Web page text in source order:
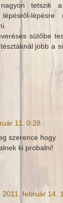
tetszik
lépésre
sütőbe
jobb a
11. 0:28
szerence hogy
ki probalni!
2011. február 14.